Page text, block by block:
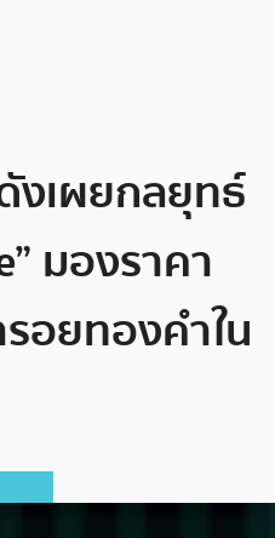
งเผยกลยุทธ์
มองราคา
อยทองคำใน